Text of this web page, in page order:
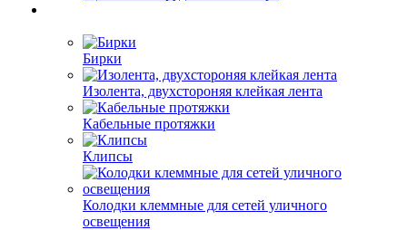
Бирки
Изолента, двухстороняя клейкая лента
Кабельные протяжки
Клипсы
Колодки клеммные для сетей уличного
освещения